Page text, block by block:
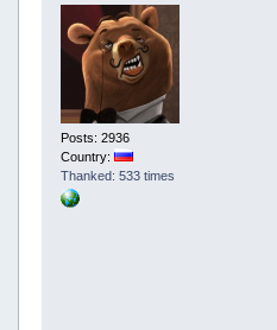
Posts: 2936
Country:
Thanked: 533 times